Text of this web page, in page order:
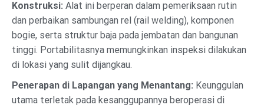
Konstruksi: Alat ini berperan dalam pemeriksaan rutin
dan perbaikan sambungan rel (rail welding), komponen
bogie, serta struktur baja pada jembatan dan bangunan
tinggi. Portabilitasnya memungkinkan inspeksi dilakukan
di lokasi yang sulit dijangkau.
Penerapan di Lapangan yang Menantang: Keunggulan
utama terletak pada kesanggupannya beroperasi di